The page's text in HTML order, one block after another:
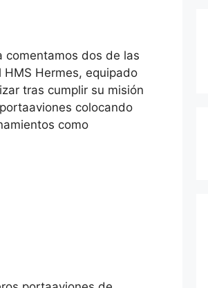
comentamos dos de las
Hermes, equipado
tras cumplir su misión
colocando
como